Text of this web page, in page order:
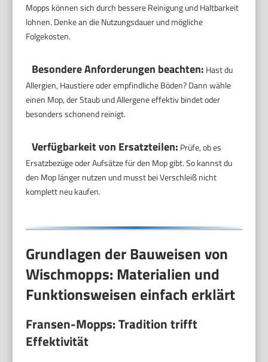
Mopps können sich durch bessere Reinigung und Haltbarkeit
lohnen. Denke an die Nutzungsdauer und mögliche
Folgekosten.
Besondere Anforderungen beachten: Hast du
Allergien, Haustiere oder empfindliche Böden? Dann wähle
einen Mop, der Staub und Allergene effektiv bindet oder
besonders schonend reinigt.
Verfügbarkeit von Ersatzteilen: Prüfe, ob es
Ersatzbezüge oder Aufsätze für den Mop gibt. So kannst du
den Mop länger nutzen und musst bei Verschleiß nicht
komplett neu kaufen.
Grundlagen der Bauweisen von
Wischmopps: Materialien und
Funktionsweisen einfach erklärt
Fransen-Mopps: Tradition trifft
Effektivität